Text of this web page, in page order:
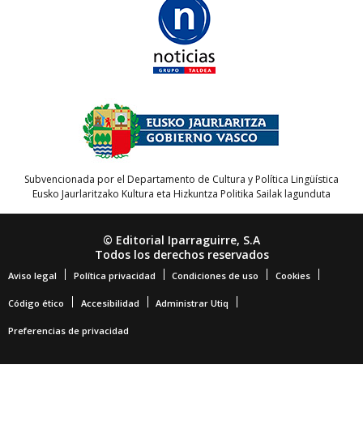
Subvencionada por el Departamento de Cultura y Política Lingüística
Eusko Jaurlaritzako Kultura eta Hizkuntza Politika Sailak lagunduta
© Editorial Iparraguirre, S.A
Todos los derechos reservados
Aviso legal Política privacidad Condiciones de uso Cookies
Código ético Accesibilidad Administrar Utiq
Preferencias de privacidad